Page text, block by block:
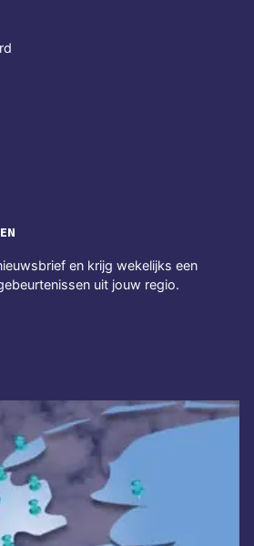
en krijg wekelijks een
uit jouw regio.